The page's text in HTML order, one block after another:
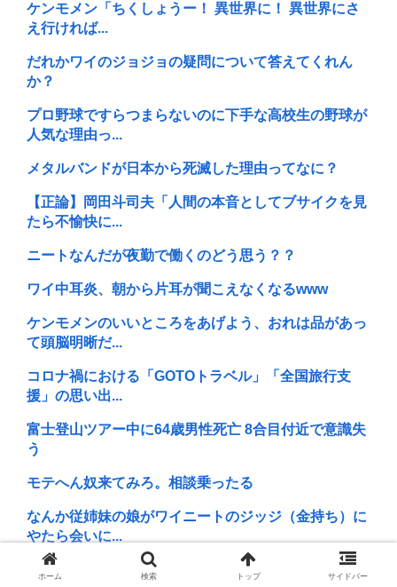
ケンモメン「ちくしょうー！ 異世界に！ 異世界にさ
え行ければ...
だれかワイのジョジョの疑問について答えてくれん
か？
プロ野球ですらつまらないのに下手な高校生の野球が
人気な理由っ...
メタルバンドが日本から死滅した理由ってなに？
【正論】岡田斗司夫「人間の本音としてブサイクを見
たら不愉快に...
ニートなんだが夜勤で働くのどう思う？？
ワイ中耳炎、朝から片耳が聞こえなくなるwww
ケンモメンのいいところをあげよう、おれは品があっ
て頭脳明晰だ...
コロナ禍における「GOTOトラベル」「全国旅行支
援」の思い出...
富士登山ツアー中に64歳男性死亡 8合目付近で意識失
う
モテへん奴来てみろ。相談乗ったる
なんか従姉妹の娘がワイニートのジッジ（金持ち）に
やたら会いに...
中国が未だに見下される理由って結局民度よな
ホーム 検索 トップ サイドバー